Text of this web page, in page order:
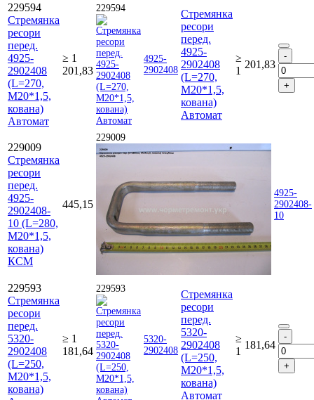
229594
Стремянка
ресори
перед.
4925-
2902408
(L=270,
М20*1,5,
кована)
Автомат
≥ 1
201,83
229594
4925-
2902408
Стремянка
ресори
перед.
4925-
2902408
(L=270,
М20*1,5,
кована)
Автомат
≥
1
201,83
229009
Стремянка
ресори
перед.
4925-
2902408-
10 (L=280,
М20*1,5,
кована)
КСМ
445,15
229009
4925-
2902408-
10
229593
Стремянка
ресори
перед.
5320-
2902408
(L=250,
М20*1,5,
кована)
≥ 1
181,64
229593
5320-
2902408
Стремянка
ресори
перед.
5320-
2902408
(L=250,
М20*1,5,
кована)
Автомат
≥
1
181,64